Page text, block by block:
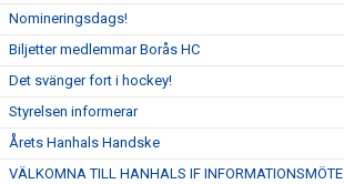
Nomineringsdags!
Biljetter medlemmar Borås HC
Det svänger fort i hockey!
Styrelsen informerar
Årets Hanhals Handske
VÄLKOMNA TILL HANHALS IF INFORMATIONSMÖTE